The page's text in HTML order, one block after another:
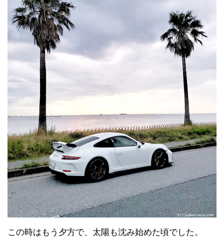
この時はもう夕方で、太陽も沈み始めた頃でした。